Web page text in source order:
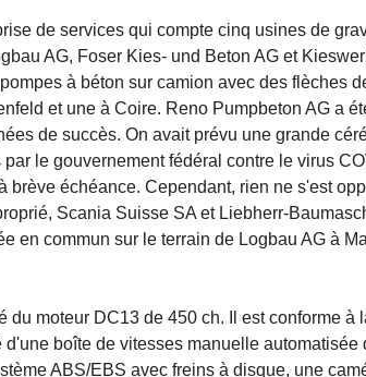
de services qui compte cinq usines de
AG, Foser Kies- und Beton AG et
à béton sur camion avec des flèches
et une à Coire. Reno Pumpbeton AG a
de succès. On avait prévu une grande
le gouvernement fédéral contre le virus
brève échéance. Cependant, rien ne s'est
Scania Suisse SA et Liebherr-
en commun sur le terrain de Logbau AG à
du moteur DC13 de 450 ch. Il est conforme
d'une boîte de vitesses manuelle
ABS/EBS avec freins à disque, une